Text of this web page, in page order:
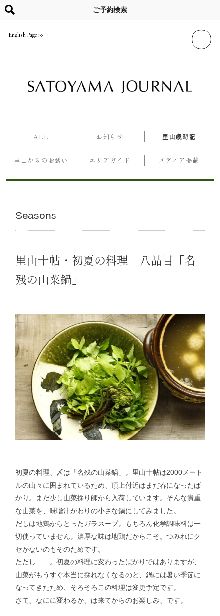
content
English Page
ご予約検索
ALL お知らせ 里山歳時記
里山からのお誘い エリアガイド メディア掲載
Seasons
里山十帖・初夏の料理 八品目「名
残の山菜鍋」
初夏の料理、〆は「名残の山菜鍋」。里山十帖は2000メート
ルの山々に囲まれているため、頂上付近はまだ春になったば
かり。まだ少し山菜採り師から入荷しています。そんな貴重
な山菜を、味噌汁がわりの小さな鍋にしてみました。
だしは地鶏からとったガラスープ。もちろん化学調味料は一
切使っていません。濃厚な味は地鶏だからこそ。つみれにク
セがないのもそのためです。
ただし……。初夏の料理に変わったばかりではありますが、
山菜がもうすぐ本当に採れなくなるのと、鍋には暑い季節に
なってきたため、そろそろこの料理は変更予定です。
さて、なにに変わるか、は来てからのお楽しみ、です。